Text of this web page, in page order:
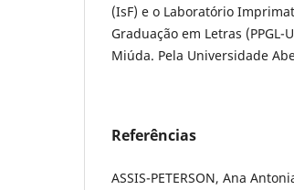
(IsF) e o Laboratório
Graduação em Letras
Miúda. Pela Universidade
Referências
ASSIS-PETERSON, Ana